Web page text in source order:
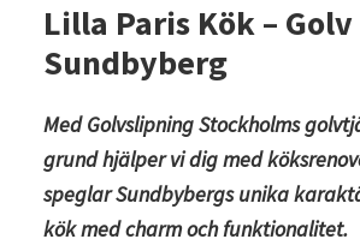
Lilla Paris Kök –
Sundbyberg
MedGolvslipning Stockholms
grund hjälper vi dig med
speglar Sundbybergs unika
kök med charm och funktionalitet.